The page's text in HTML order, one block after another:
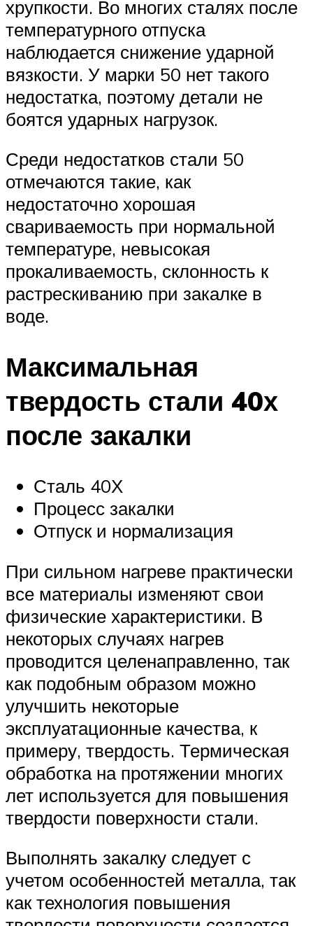
хрупкости. Во многих сталях после
температурного отпуска
наблюдается снижение ударной
вязкости. У марки 50 нет такого
недостатка, поэтому детали не
боятся ударных нагрузок.
Среди недостатков стали 50
отмечаются такие, как
недостаточно хорошая
свариваемость при нормальной
температуре, невысокая
прокаливаемость, склонность к
растрескиванию при закалке в
воде.
Максимальная
твердость стали 40х
после закалки
Сталь 40Х
Процесс закалки
Отпуск и нормализация
При сильном нагреве практически
все материалы изменяют свои
физические характеристики. В
некоторых случаях нагрев
проводится целенаправленно, так
как подобным образом можно
улучшить некоторые
эксплуатационные качества, к
примеру, твердость. Термическая
обработка на протяжении многих
лет используется для повышения
твердости поверхности стали.
Выполнять закалку следует с
учетом особенностей металла, так
как технология повышения